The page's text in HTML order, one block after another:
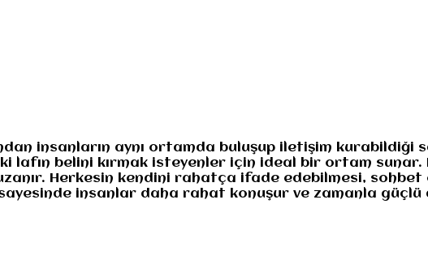
insanların aynı ortamda buluşup iletişim kurabildiği
lafın belini kırmak isteyenler için ideal bir ortam
Herkesin kendini rahatça ifade edebilmesi, sohbet
insanlar daha rahat konuşur ve zamanla